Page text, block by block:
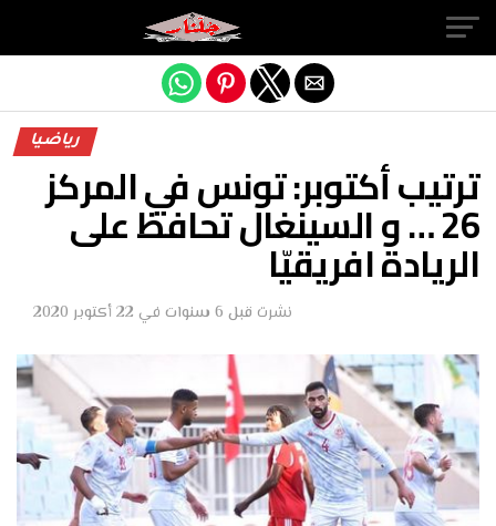
رياضيا
ترتيب أكتوبر: تونس في المركز
26 … و السينغال تحافظ على
الريادة افريقيّا
نشرت قبل 6 سنوات في 22 أكتوبر 2020
Exit mobile version